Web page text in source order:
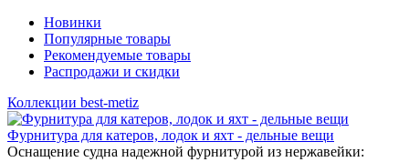
Новинки
Популярные товары
Рекомендуемые товары
Распродажи и скидки
Коллекции best-metiz
Фурнитура для катеров, лодок и яхт - дельные вещи
Оснащение судна надежной фурнитурой из нержавейки: